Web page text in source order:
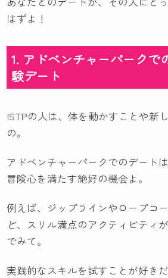
はずよ！
1. アドベンチャーパークで
験デート
ISTPの人は、体を動かすことや新
の。
アドベンチャーパークでのデート
冒険心を満たす絶好の機会よ。
例えば、ジップラインやロープコ
ど、スリル満点のアクティビティ
でみて。
実践的なスキルを試すことが好き